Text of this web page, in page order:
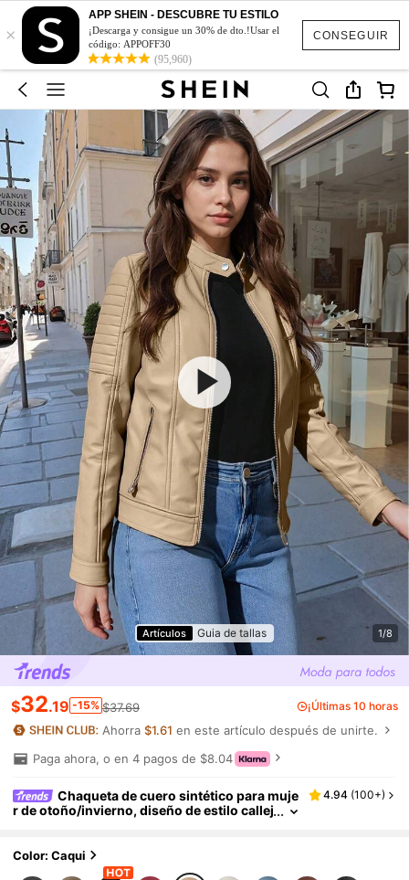
CONSEGUIR
×
APP SHEIN - DESCUBRE TU ESTILO
¡Descarga y consigue un 30% de dto.!Usar el
código: APPOFF30
(95,960)
Artículos Guia de tallas 1/8
$32.19 -15% $37.69 ¡Últimas 10 horas
Ahorra$1.61 en este artículo después de unirte.
Paga ahora, o en 4 pagos de $8.04
Chaqueta de cuero sintético para muje
r de otoño/invierno, diseño de estilo callej
nando moda y practicidad
4.94 (100+)
Color: Caqui